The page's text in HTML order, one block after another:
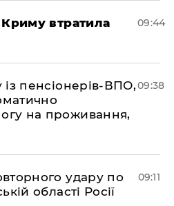
Криму втратила
09:44
пенсіонерів-ВПО,
на проживання,
09:38
удару по
області Росії
09:11